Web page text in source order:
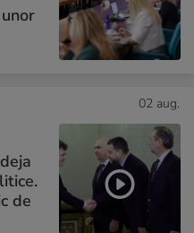
02 aug.
de